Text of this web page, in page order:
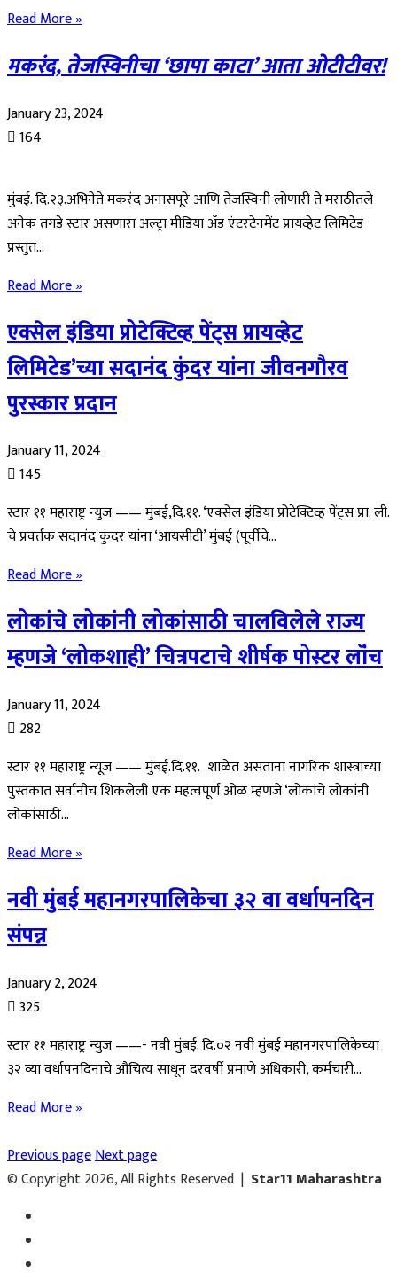
Read More »
मकरंद, तेजस्विनीचा ‘छापा काटा’ आता ओटीटीवर!
January 23, 2024
164
मुंबई. दि.२३.अभिनेते मकरंद अनासपूरे आणि तेजस्विनी लोणारी ते मराठीतले
अनेक तगडे स्टार असणारा अल्ट्रा मीडिया अँड एंटरटेनमेंट प्रायव्हेट लिमिटेड
प्रस्तुत…
Read More »
एक्सेल इंडिया प्रोटेक्टिव्ह पेंट्स प्रायव्हेट
लिमिटेड’च्या सदानंद कुंदर यांना जीवनगौरव
पुरस्कार प्रदान
January 11, 2024
145
स्टार ११ महाराष्ट्र न्युज —— मुंबई,दि.११. ‘एक्सेल इंडिया प्रोटेक्टिव्ह पेंट्स प्रा. ली.
चे प्रवर्तक सदानंद कुंदर यांना ‘आयसीटी’ मुंबई (पूर्वीचे…
Read More »
लोकांचे लोकांनी लोकांसाठी चालविलेले राज्य
म्हणजे ‘लोकशाही’ चित्रपटाचे शीर्षक पोस्टर लॉंच
January 11, 2024
282
स्टार ११ महाराष्ट्र न्यूज —— मुंबई.दि.११. शाळेत असताना नागरिक शास्त्राच्या
पुस्तकात सर्वांनीच शिकलेली एक महत्वपूर्ण ओळ म्हणजे ‘लोकांचे लोकांनी
लोकांसाठी…
Read More »
नवी मुंबई महानगरपालिकेचा ३२ वा वर्धापनदिन
संपन्न
January 2, 2024
325
स्टार ११ महाराष्ट्र न्युज ——- नवी मुंबई. दि.०२ नवी मुंबई महानगरपालिकेच्या
३२ व्या वर्धापनदिनाचे औचित्य साधून दरवर्षी प्रमाणे अधिकारी, कर्मचारी…
Read More »
Previous pageNext page
© Copyright 2026, All Rights Reserved | Star11 Maharashtra